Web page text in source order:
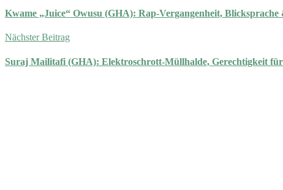
Kwame „Juice“ Owusu (GHA): Rap-Vergangenheit,
Nächster Beitrag
Suraj Mailitafi (GHA): Elektroschrott-Müllhalde, Gerechtigkeit